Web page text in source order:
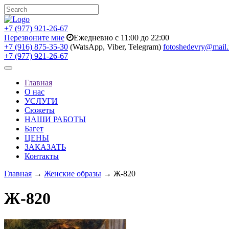
+7 (977) 921-26-67
Перезвоните мне
Ежедневно с 11:00 до 22:00
+7 (916) 875-35-30 (WatsApp, Viber, Telegram)
+7 (977) 921-26-67
Toggle
navigationГлавная
О нас
УСЛУГИ
Сюжеты
НАШИ РАБОТЫ
Багет
ЦЕНЫ
ЗАКАЗАТЬ
Контакты
Главная → Женские образы → Ж-820
Ж-820